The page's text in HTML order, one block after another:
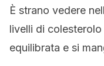
È strano vedere
livelli di
equilibrata e si